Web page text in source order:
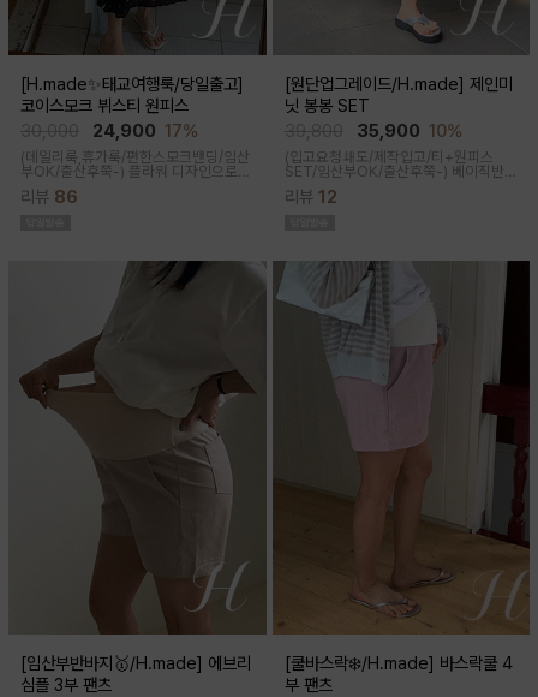
[H.made✨태교여행룩/당일출고]
코이스모크 뷔스티 원피스
24,900 17%
(데일리룩,휴가룩/편한스모크밴딩/임산
부OK/출산후쭉-) 플라워 디자인으로
여성스러워 소장욕구를 업시켜주는 뷔
스티에 원피스랍니다
리뷰 86
[원단업그레이드/H.made] 제인미
닛 봉봉 SET
35,900 10%
(입고요청쇄도/제작입고/티+원피스
SET/임산부OK/출산후쭉-) 베이직반팔
과 나시 원피스 세트 구성으로 가성비세
트로 탄탄한 코튼원단으로 부드럽고 내
리뷰 12
[임산부반바지🥇/H.made] 에브리
심플 3부 팬츠
[쿨바스락❄️/H.made] 바스락쿨 4
부 팬츠